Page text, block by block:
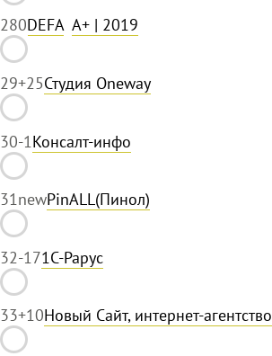
280DEFA A+ | 2019
29+25Студия Oneway
30-1 Консалт-инфо
31newPinALL(Пинол)
32-171С-Рарус
33+10Новый Сайт, интернет-агентство